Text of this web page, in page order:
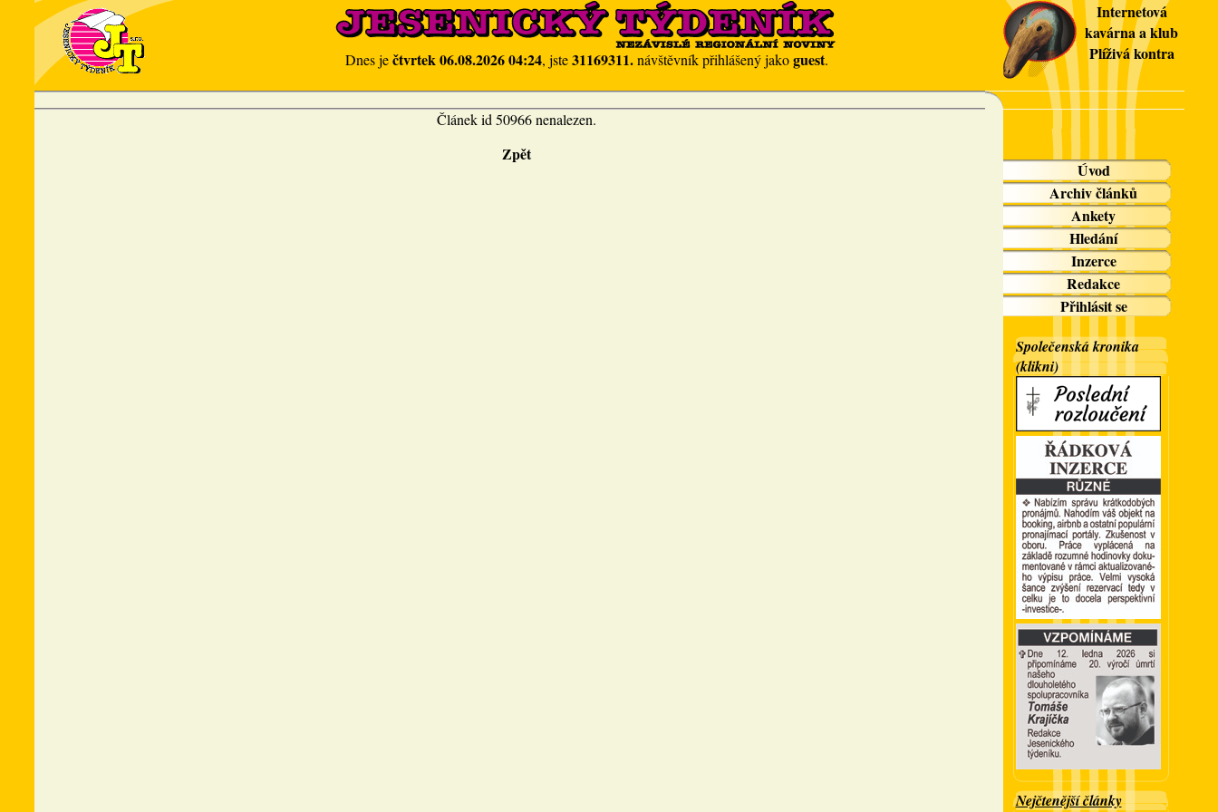
Dnes ječtvrtek 06.08.2026 04:24, jste31169311.návštěvník přihlášený jakoguest.
Internetová
kavárna a klub
Plíživá kontra
Článek id 50966 nenalezen.
Zpět
Úvod
Archiv článků
Ankety
Hledání
Inzerce
Redakce
Přihlásit se
Společenská kronika
(klikni)
Nejčtenější články